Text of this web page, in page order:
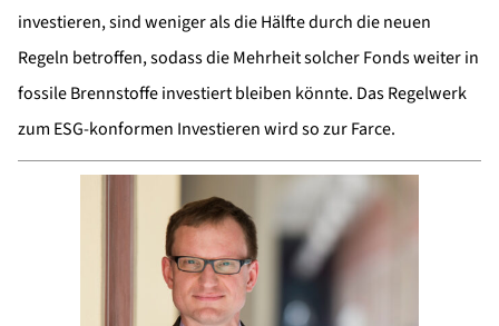
investieren, sind weniger als die Hälfte durch die neuen
Regeln betroffen, sodass die Mehrheit solcher Fonds weiter in
fossile Brennstoffe investiert bleiben könnte. Das Regelwerk
zum ESG-konformen Investieren wird so zur Farce.